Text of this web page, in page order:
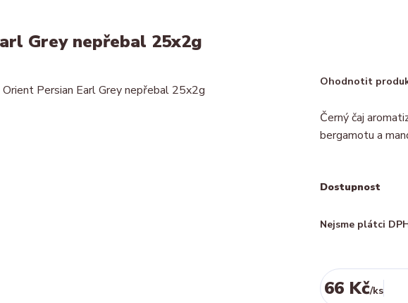
Grey nepřebal 25x2g
Ohodnotit
Černý čaj
bergamotu a
Dostupnost
Nejsme plátci
66 Kč/ks